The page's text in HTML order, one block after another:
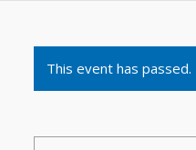
This event has passed.